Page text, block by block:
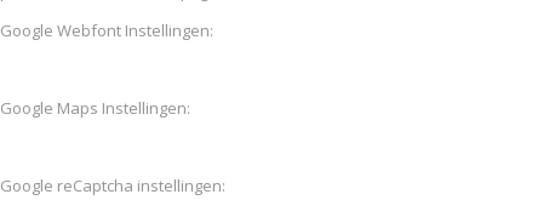
Google Webfont Instellingen:
Google Maps Instellingen:
Google reCaptcha instellingen: